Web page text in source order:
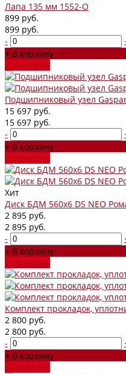
Лапа 135 мм 1552-О
899 руб.
899 руб.
-
+ В корзину
Добавлено
Подшипниковый узел
15 697 руб.
15 697 руб.
-
+ В корзину
Добавлено
Хит
Диск БДМ 560х6 DS NEO
2 895 руб.
2 895 руб.
-
+ В корзину
Добавлено
Комплект прокладок,
2 800 руб.
2 800 руб.
-
+ В корзину
Добавлено